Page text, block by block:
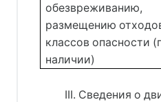
обезвреживанию,
размещению
классов опасности
наличии)
III. Сведения о